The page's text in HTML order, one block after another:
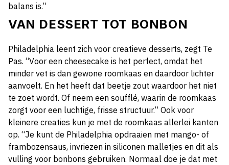
balans is.”
VAN DESSERT TOT BONBON
Philadelphia leent zich voor creatieve desserts, zegt Te
Pas. “Voor een cheesecake is het perfect, omdat het
minder vet is dan gewone roomkaas en daardoor lichter
aanvoelt. En het heeft dat beetje zout waardoor het niet
te zoet wordt. Of neem een soufflé, waarin de roomkaas
zorgt voor een luchtige, frisse structuur.” Ook voor
kleinere creaties kun je met de roomkaas allerlei kanten
op. “Je kunt de Philadelphia opdraaien met mango- of
frambozensaus, invriezen in siliconen malletjes en dit als
vulling voor bonbons gebruiken. Normaal doe je dat met